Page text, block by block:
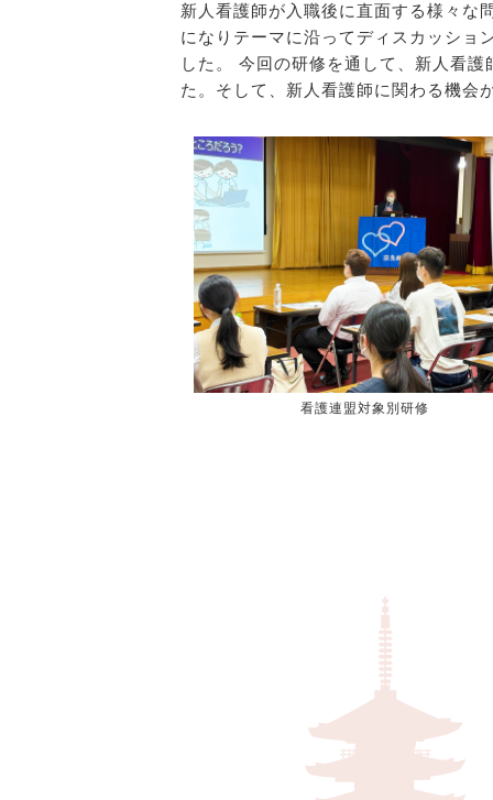
新人看護師が入職後に直面する様々な
になりテーマに沿ってディスカッショ
した。 今回の研修を通して、新人看
た。そして、新人看護師に関わる機会
看護連盟対象別研修